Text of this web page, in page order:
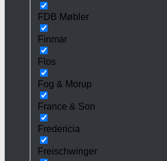
FDB Møbler
Finmar
Flos
Fog & Morup
France & Son
Fredericia
Freischwinger